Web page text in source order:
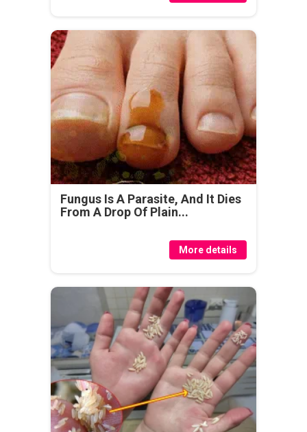
Fungus Is A Parasite, And It Dies
From A Drop Of Plain...
More details